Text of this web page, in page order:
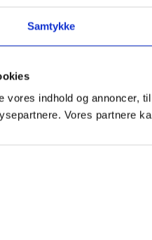
Samtykke
vores indhold og annoncer,
Vores partnere